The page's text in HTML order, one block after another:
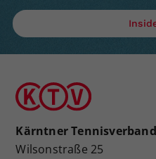
Kärntner Tennisverband
Wilsonstraße 25